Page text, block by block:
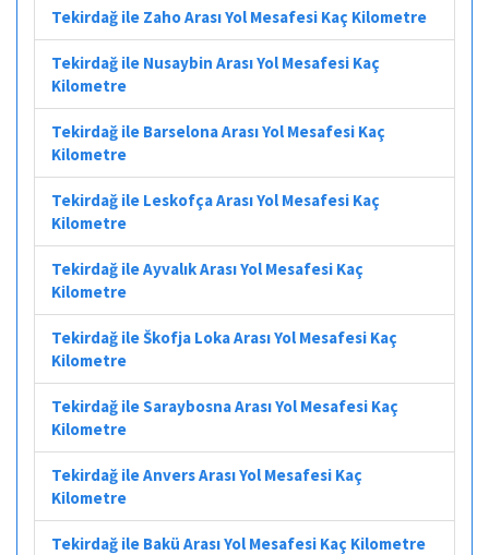
Tekirdağ ile Zaho Arası Yol Mesafesi Kaç Kilometre
Tekirdağ ile Nusaybin Arası Yol Mesafesi Kaç
Kilometre
Tekirdağ ile Barselona Arası Yol Mesafesi Kaç
Kilometre
Tekirdağ ile Leskofça Arası Yol Mesafesi Kaç
Kilometre
Tekirdağ ile Ayvalık Arası Yol Mesafesi Kaç
Kilometre
Tekirdağ ile Škofja Loka Arası Yol Mesafesi Kaç
Kilometre
Tekirdağ ile Saraybosna Arası Yol Mesafesi Kaç
Kilometre
Tekirdağ ile Anvers Arası Yol Mesafesi Kaç
Kilometre
Tekirdağ ile Bakü Arası Yol Mesafesi Kaç Kilometre